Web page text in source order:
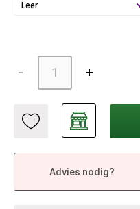
Leer
Advies nodig?